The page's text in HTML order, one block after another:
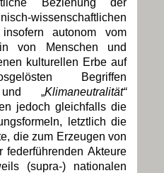
wissenschaftlichen
insofern autonom vom
von Menschen und
kulturellen Erbe auf
Begriffen
„Klimaneutralität“
jedoch gleichfalls die
letztlich die
die zum Erzeugen von
federführenden Akteure
(supra-) nationalen